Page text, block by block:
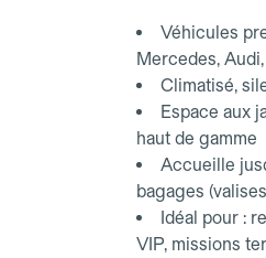
Véhicules
Mercedes,
Climatisé,
Espace aux
haut de gamme
Accueille
bagages
Idéal pour :
VIP, missions